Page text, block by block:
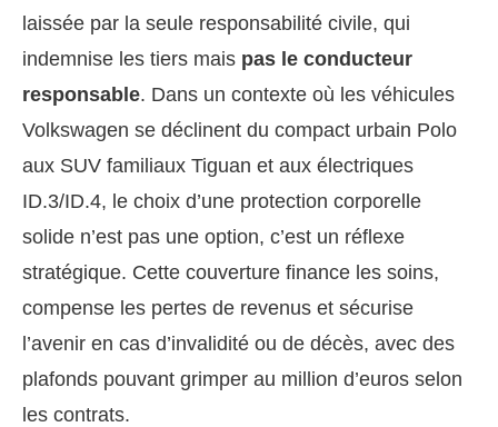
laissée par la seule responsabilité civile, qui
indemnise les tiers mais pas le conducteur
responsable. Dans un contexte où les véhicules
Volkswagen se déclinent du compact urbain Polo
aux SUV familiaux Tiguan et aux électriques
ID.3/ID.4, le choix d’une protection corporelle
solide n’est pas une option, c’est un réflexe
stratégique. Cette couverture finance les soins,
compense les pertes de revenus et sécurise
l’avenir en cas d’invalidité ou de décès, avec des
plafonds pouvant grimper au million d’euros selon
les contrats.